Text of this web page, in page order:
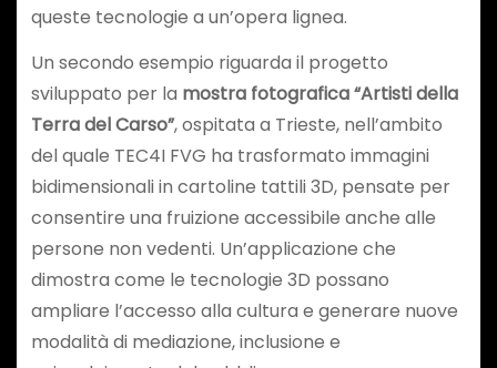
queste tecnologie a un’opera lignea.
Un secondo esempio riguarda il progetto
sviluppato per la mostra fotografica“Artisti della
Terra del Carso”, ospitata a Trieste, nell’ambito
del quale TEC4I FVG ha trasformato immagini
bidimensionali in cartoline tattili 3D, pensate per
consentire una fruizione accessibile anche alle
persone non vedenti. Un’applicazione che
dimostra come le tecnologie 3D possano
ampliare l’accesso alla cultura e generare nuove
modalità di mediazione, inclusione e